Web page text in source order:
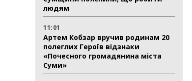
людям
11:01
Артем Кобзар вручив родинам 20
полеглих Героїв відзнаки
«Почесного громадянина міста
Суми»